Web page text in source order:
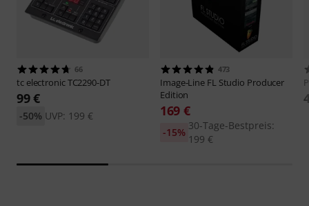
66
tc electronicTC2290-DT
99 €
UVP: 199 €
-50%
473
Image-Line FL Studio Producer
Edition
169 €
30-Tage-Bestpreis:
199 €
-15%